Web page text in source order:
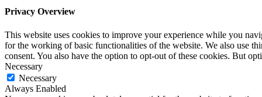
Privacy Overview
This website uses cookies to improve your experience while you
for the working of basic functionalities of the website. We also use
consent. You also have the option to opt-out of these cookies. But
Necessary
Necessary
Always Enabled